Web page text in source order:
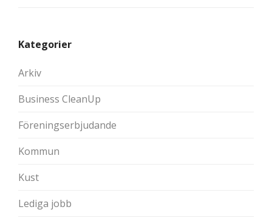
Kategorier
Arkiv
Business CleanUp
Föreningserbjudande
Kommun
Kust
Lediga jobb